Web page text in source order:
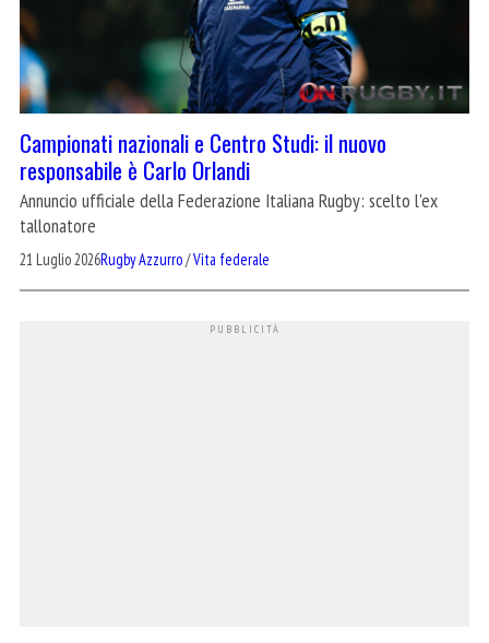
Campionati nazionali e Centro Studi: il nuovo
responsabile è Carlo Orlandi
Annuncio ufficiale della Federazione Italiana Rugby: scelto l'ex
tallonatore
21 Luglio 2026Rugby Azzurro/Vita federale